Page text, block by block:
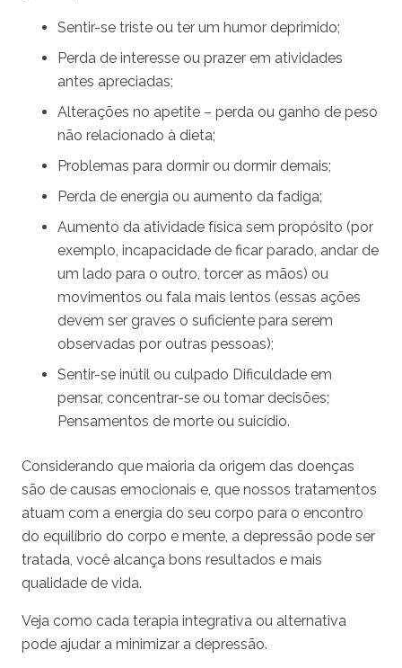
Sentir-se triste ou ter um humor deprimido;
Perda de interesse ou prazer em atividades
antes apreciadas;
Alterações no apetite – perda ou ganho de peso
não relacionado à dieta;
Problemas para dormir ou dormir demais;
Perda de energia ou aumento da fadiga;
Aumento da atividade física sem propósito (por
exemplo, incapacidade de ficar parado, andar de
um lado para o outro, torcer as mãos) ou
movimentos ou fala mais lentos (essas ações
devem ser graves o suficiente para serem
observadas por outras pessoas);
Sentir-se inútil ou culpado Dificuldade em
pensar, concentrar-se ou tomar decisões;
Pensamentos de morte ou suicídio.
Considerando que maioria da origem das doenças
são de causas emocionais e, que nossos tratamentos
atuam com a energia do seu corpo para o encontro
do equilíbrio do corpo e mente, a depressão pode ser
tratada, você alcança bons resultados e mais
qualidade de vida.
Veja como cada terapia integrativa ou alternativa
pode ajudar a minimizar a depressão.